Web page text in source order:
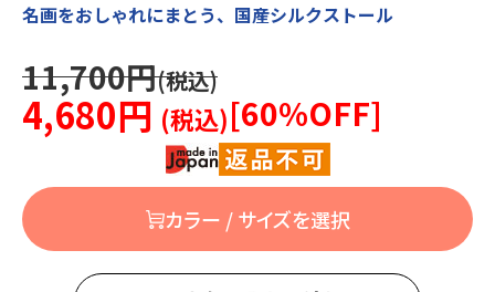
名画をおしゃれにまとう、国産シルクストール
11,700円
4,680円 [60%OFF]
カラー / サイズを選択